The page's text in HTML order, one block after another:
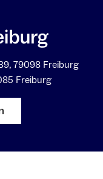
79098 Freiburg
Freiburg